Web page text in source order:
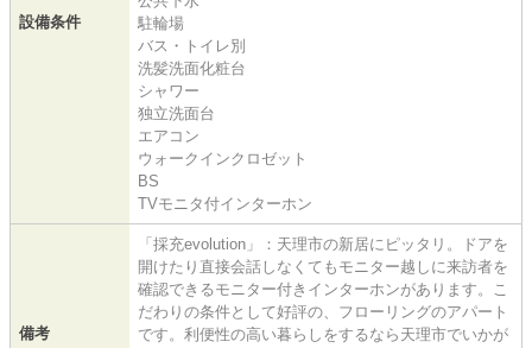
設備条件
駐輪場
バス・トイレ別
洗髪洗面化粧台
シャワー
独立洗面台
エアコン
ウォークインクロゼット
BS
TVモニタ付インターホン
備考
「採充evolution」：天理市の新居にピッタリ。ドアを
開けたり直接会話しなくてもモニター越しに来訪者を
確認できるモニター付きインターホンがあります。こ
だわりの条件として好評の、フローリングのアパート
です。利便性の高い暮らしをするなら天理市でいかが